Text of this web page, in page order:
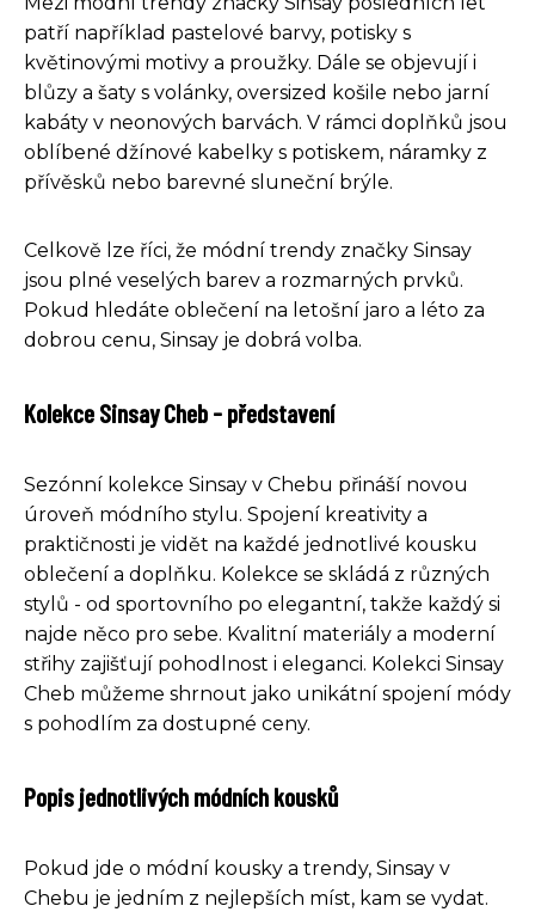
patří například pastelové barvy, potisky s
květinovými motivy a proužky. Dále se objevují i
blůzy a šaty s volánky, oversized košile nebo jarní
kabáty v neonových barvách. V rámci doplňků jsou
oblíbené džínové kabelky s potiskem, náramky z
přívěsků nebo barevné sluneční brýle.
Celkově lze říci, že módní trendy značky Sinsay
jsou plné veselých barev a rozmarných prvků.
Pokud hledáte oblečení na letošní jaro a léto za
dobrou cenu, Sinsay je dobrá volba.
Kolekce Sinsay Cheb - představení
Sezónní kolekce Sinsay v Chebu přináší novou
úroveň módního stylu. Spojení kreativity a
praktičnosti je vidět na každé jednotlivé kousku
oblečení a doplňku. Kolekce se skládá z různých
stylů - od sportovního po elegantní, takže každý si
najde něco pro sebe. Kvalitní materiály a moderní
střihy zajišťují pohodlnost i eleganci. Kolekci Sinsay
Cheb můžeme shrnout jako unikátní spojení módy
s pohodlím za dostupné ceny.
Popis jednotlivých módních kousků
Pokud jde o módní kousky a trendy, Sinsay v
Chebu je jedním z nejlepších míst, kam se vydat.